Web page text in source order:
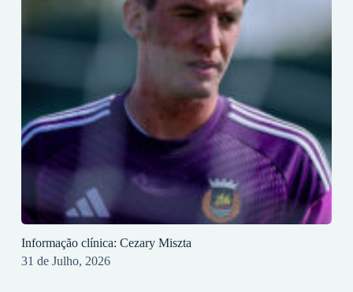
Informação clínica: Cezary Miszta
31 de Julho, 2026